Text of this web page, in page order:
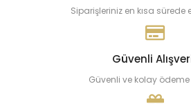
Siparişleriniz en kısa sürede
Güvenli
Güvenli ve kolay